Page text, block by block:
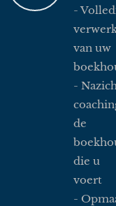
-
van uw
-
de
die u
voert
-